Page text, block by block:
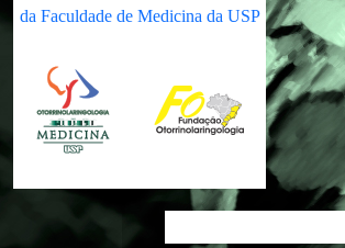
da Faculdade de Medicina da USP